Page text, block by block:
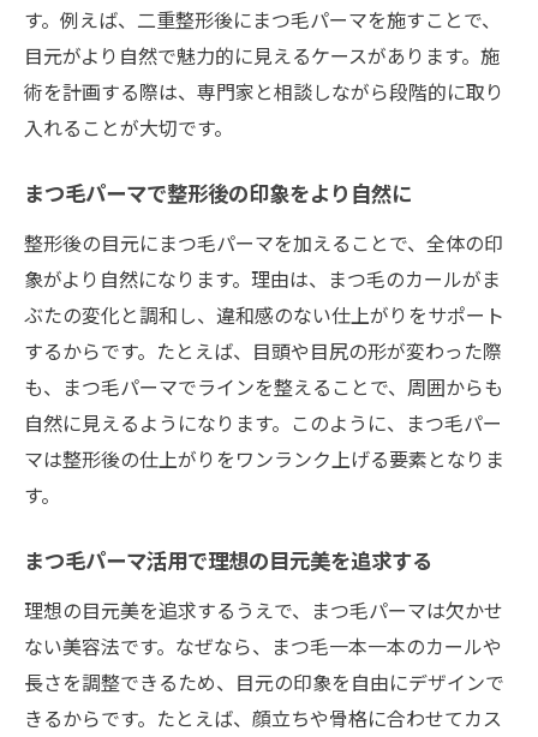
す。例えば、二重整形後にまつ毛パーマを施すことで、
目元がより自然で魅力的に見えるケースがあります。施
術を計画する際は、専門家と相談しながら段階的に取り
入れることが大切です。
まつ毛パーマで整形後の印象をより自然に
整形後の目元にまつ毛パーマを加えることで、全体の印
象がより自然になります。理由は、まつ毛のカールがま
ぶたの変化と調和し、違和感のない仕上がりをサポート
するからです。たとえば、目頭や目尻の形が変わった際
も、まつ毛パーマでラインを整えることで、周囲からも
自然に見えるようになります。このように、まつ毛パー
マは整形後の仕上がりをワンランク上げる要素となりま
す。
まつ毛パーマ活用で理想の目元美を追求する
理想の目元美を追求するうえで、まつ毛パーマは欠かせ
ない美容法です。なぜなら、まつ毛一本一本のカールや
長さを調整できるため、目元の印象を自由にデザインで
きるからです。たとえば、顔立ちや骨格に合わせてカス